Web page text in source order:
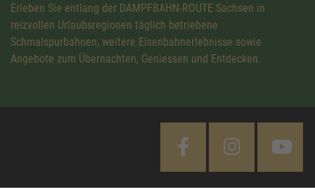
Erleben Sie entlang der DAMPFBAHN-ROUTE Sachsen in
reizvollen Urlaubsregionen täglich betriebene
Schmalspurbahnen, weitere Eisenbahnerlebnisse sowie
Angebote zum Übernachten, Geniessen und Entdecken.